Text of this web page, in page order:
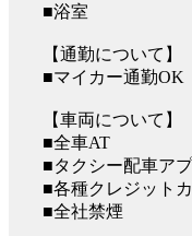
■浴室
【通勤について】
■マイカー通勤OK
【車両について】
■全車AT
■タクシー配車ア
■各種クレジット
■全社禁煙